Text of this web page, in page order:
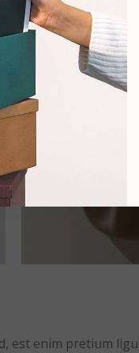
est enim pretium